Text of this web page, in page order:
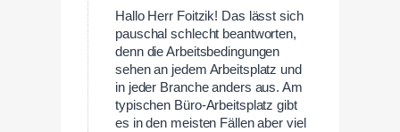
Hallo Herr Foitzik! Das lässt sich
pauschal schlecht beantworten,
denn die Arbeitsbedingungen
sehen an jedem Arbeitsplatz und
in jeder Branche anders aus. Am
typischen Büro-Arbeitsplatz gibt
es in den meisten Fällen aber viel